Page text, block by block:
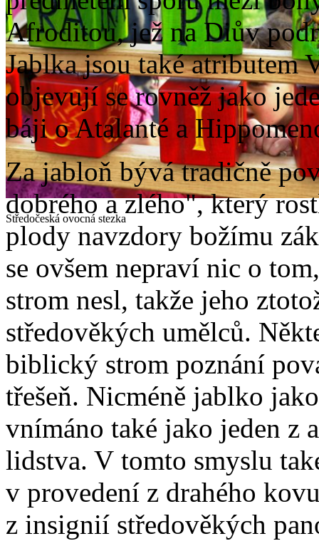
Středočeská ovocná stezka
Afroditou, jež na Diův
Jablka jsou také atributem
objevují se rovněž jako
báji o Atalanté a
Za jabloň bývá tradičně
dobrého a zlého", který
plody navzdory božímu
se ovšem nepraví nic o
strom nesl, takže jeho
středověkých umělců.
biblický strom poznání
třešeň. Nicméně jablko
vnímáno také jako jeden z
lidstva. V tomto smyslu
v provedení z drahého
z insignií středověkých